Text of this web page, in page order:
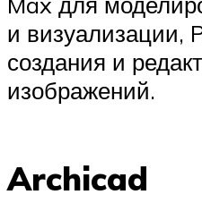
и визуализации,
создания и
изображений.
Archicad